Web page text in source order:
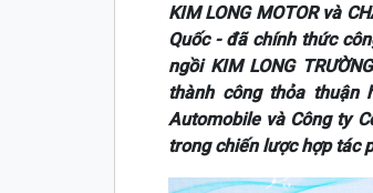
KIM LONG MOTOR và
Quốc - đã chính thức
ngồi KIM LONG
thành công thỏa thuận
Automobile và Công ty
trong chiến lược hợp tác